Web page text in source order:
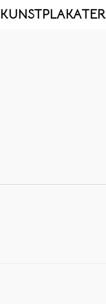
KUNSTPLAKATER